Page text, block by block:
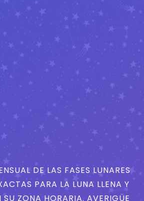
DE LAS FASES LUNARES
PARA LA LUNA LLENA Y
SU ZONA HORARIA. AVERIGÜE